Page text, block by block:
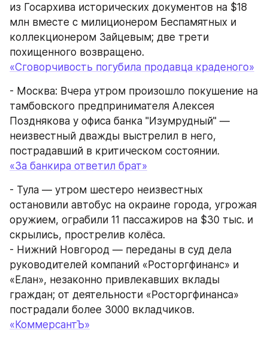
из Госархива исторических документов на $18
млн вместе с милиционером Беспамятных и
коллекционером Зайцевым; две трети
похищенного возвращено.
«Сговорчивость погубила продавца краденого»
- Москва: Вчера утром произошло покушение на
тамбовского предпринимателя Алексея
Позднякова у офиса банка "Изумрудный" —
неизвестный дважды выстрелил в него,
пострадавший в критическом состоянии.
«За банкира ответил брат»
- Тула — утром шестеро неизвестных
остановили автобус на окраине города, угрожая
оружием, ограбили 11 пассажиров на $30 тыс. и
скрылись, прострелив колёса.
- Нижний Новгород — переданы в суд дела
руководителей компаний «Росторгфинанс» и
«Елан», незаконно привлекавших вклады
граждан; от деятельности «Росторгфинанса»
пострадали более 3000 вкладчиков.
«КоммерсантЪ»